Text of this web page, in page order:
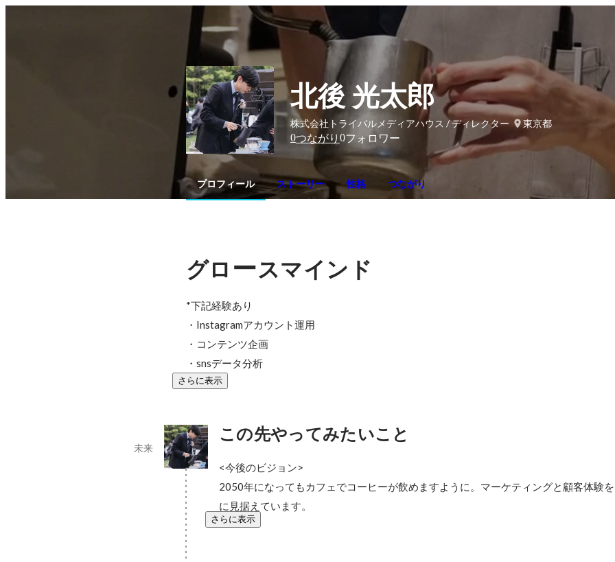
北後 光太郎
株式会社トライバルメディアハウス / ディレクター
東京都
0つながり 0フォロワー
プロフィール ストーリー 性格 つながり
グロ ースマインド
*下記経験あり
・Instagramアカウント運用
・コンテンツ企画
・snsデータ分析
さらに表示
この先やってみたいこと
未来
<今後のビジョン>
2050年になってもカフェでコーヒーが飲めますように。マーケティングと顧客体験
に見据えています。
さらに表示